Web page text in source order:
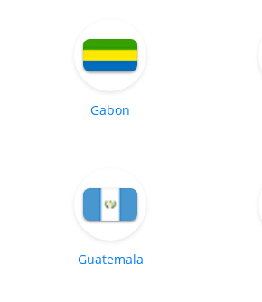
Gabon
Guatemala